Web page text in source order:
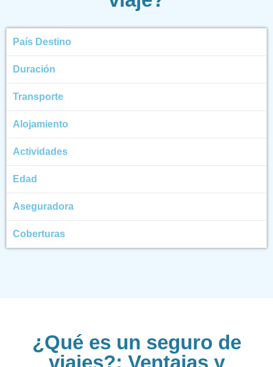
País Destino
Duración
Transporte
Alojamiento
Actividades
Edad
Aseguradora
Coberturas
¿Qué es un seguro de
viajes?: Ventajas y